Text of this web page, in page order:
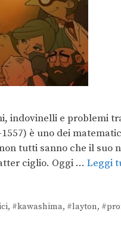
indovinelli e problemi
è uno dei
tutti sanno che il suo
ciglio. Oggi … Leggi
, #kawashima, #layton,